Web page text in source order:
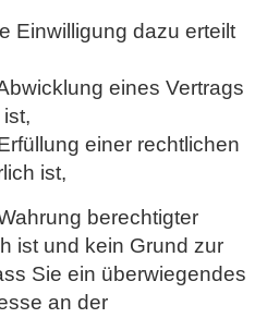
Einwilligung dazu erteilt
eines Vertrags
einer rechtlichen
ist,
berechtigter
ist und kein Grund zur
Sie ein überwiegendes
an der